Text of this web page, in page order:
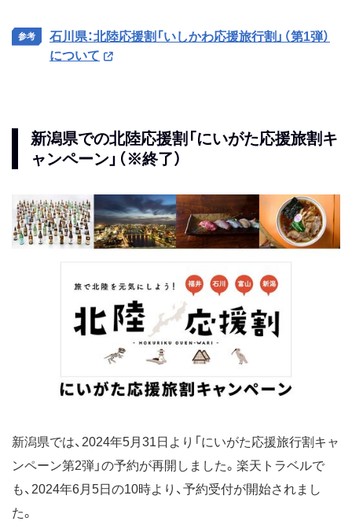
石川県：北陸応援割「いしかわ応援旅行割」（第1弾）
について
新潟県での北陸応援割「にいがた応援旅割キ
ャンペーン」（※終了）
新潟県では、2024年5月31日より「にいがた応援旅行割キャ
ンペーン第2弾」の予約が再開しました。楽天トラベルで
も、2024年6月5日の10時より、予約受付が開始されまし
た。